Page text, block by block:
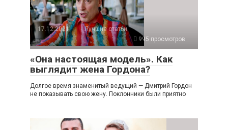
17.12.2021
Лучшие статьи
995 просмотров
«Она настоящая модель». Как
выглядит жена Гордона?
Долгое время знаменитый ведущий — Дмитрий Гордон
не показывать свою жену. Поклонники были приятно